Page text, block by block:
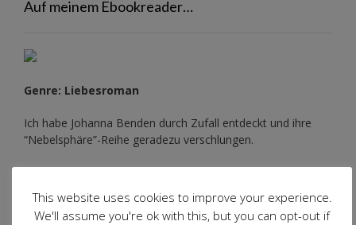
Auf meinem Ebookreader…
Genre: Liebesroman
Ich habe Johanna Benden durch Zufall entdeckt und ihre
“Nebelsphäre”-Reihe geradezu verschlungen.
Zuerst war ich etwas skeptisch, da das hier keine Fantasy
Liebesroman hatte.
This website uses cookies to improve your experience.
We'll assume you're ok with this, but you can opt-out if